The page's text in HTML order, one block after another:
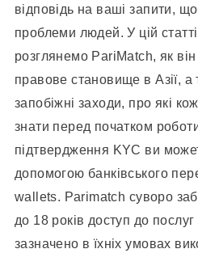
відповідь на ваші запити,
проблеми людей. У цій
розглянемо PariMatch, як
правове становище в Азії, а
запобіжні заходи, про які
знати перед початком
підтвердження KYC ви
допомогою банківського
wallets. Parimatch суворо
до 18 років доступ до послуг
зазначено в їхніх умовах